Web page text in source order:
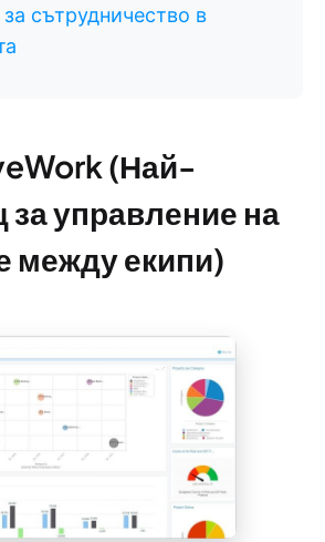
сътрудничество в
(Най-
управление на
между екипи)